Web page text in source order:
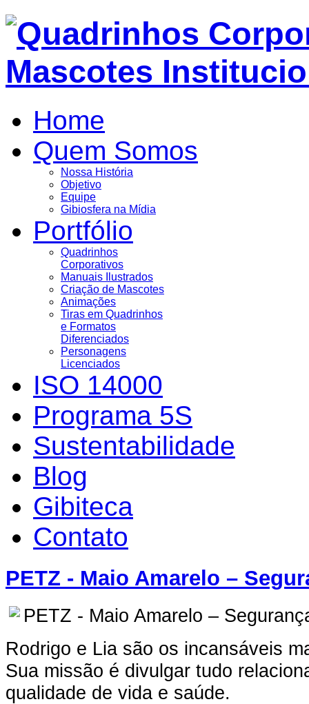
Home
Quem Somos
Nossa História
Objetivo
Equipe
Gibiosfera na Mídia
Portfólio
Quadrinhos
Corporativos
Manuais Ilustrados
Criação de Mascotes
Animações
Tiras em Quadrinhos
e Formatos
Diferenciados
Personagens
Licenciados
ISO 14000
Programa 5S
Sustentabilidade
Blog
Gibiteca
Contato
PETZ - Maio Amarelo –
PETZ - Maio Amarelo –
Rodrigo e Lia são os incansáveis
Sua missão é divulgar tudo
qualidade de vida e saúde.